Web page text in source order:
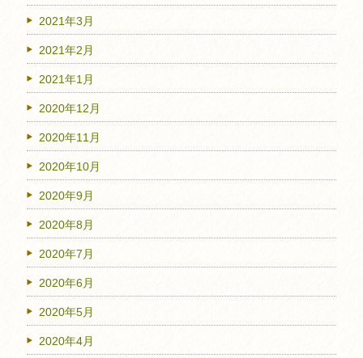
2021年3月
2021年2月
2021年1月
2020年12月
2020年11月
2020年10月
2020年9月
2020年8月
2020年7月
2020年6月
2020年5月
2020年4月